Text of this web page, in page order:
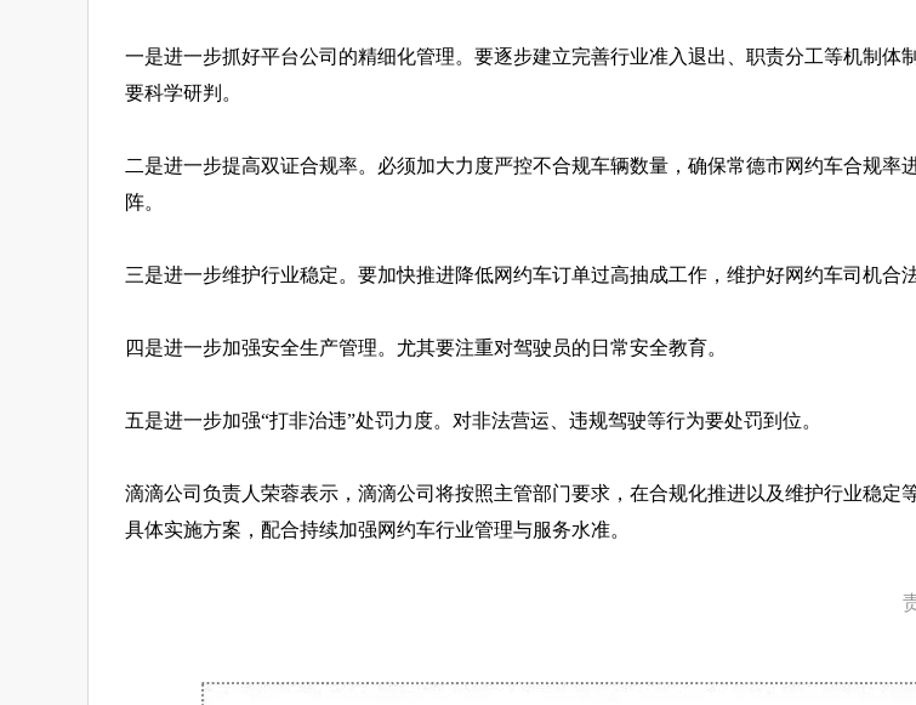
一是进一步抓好平台公司的精细化管理。要逐步建立完善行业准入退出、职责分工等机制体
要科学研判。
二是进一步提高双证合规率。必须加大力度严控不合规车辆数量，确保常德市网约车合规率
阵。
三是进一步维护行业稳定。要加快推进降低网约车订单过高抽成工作，维护好网约车司机合法
四是进一步加强安全生产管理。尤其要注重对驾驶员的日常安全教育。
五是进一步加强“打非治违”处罚力度。对非法营运、违规驾驶等行为要处罚到位。
滴滴公司负责人荣蓉表示，滴滴公司将按照主管部门要求，在合规化推进以及维护行业稳定
具体实施方案，配合持续加强网约车行业管理与服务水准。